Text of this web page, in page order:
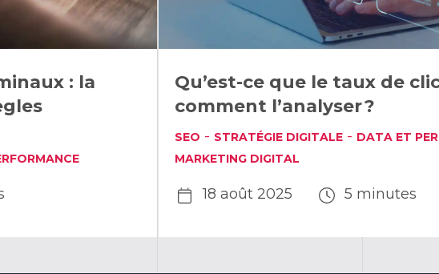
: la
Qu’est-ce que le taux de
comment l’analyser ?
SEO - STRATÉGIE DIGITALE- DATA ET
MARKETING DIGITAL
18 août 2025 5 minutes